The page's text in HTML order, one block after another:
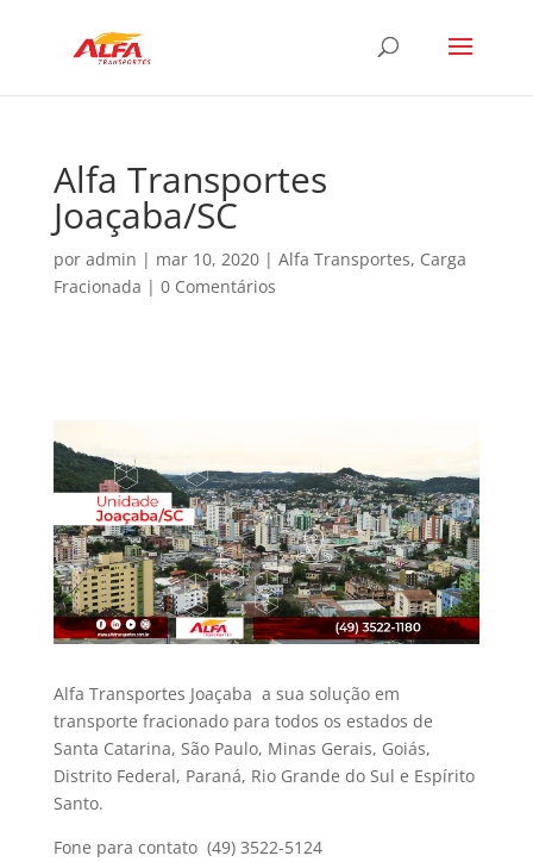
Alfa Transportes
Joaçaba/SC
por admin | mar 10, 2020| Alfa Transportes, Carga
Fracionada | 0 Comentários
Alfa Transportes Joaçaba a sua solução em
transporte fracionado para todos os estados de
Santa Catarina, São Paulo, Minas Gerais, Goiás,
Distrito Federal, Paraná, Rio Grande do Sul e Espírito
Santo.
Fone para contato (49) 3522-5124